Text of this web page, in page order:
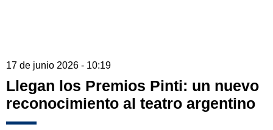
17 de junio 2026 - 10:19
Llegan los Premios Pinti: un nuevo
reconocimiento al teatro argentino